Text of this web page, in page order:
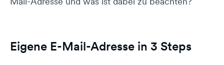
Eigene E-Mail-Adresse in 3 Steps